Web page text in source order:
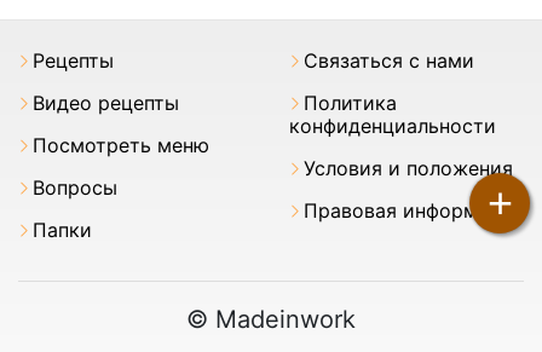
+
Pецепты
Видео рецепты
Посмотреть меню
Вопросы
Папки
Связаться с нами
Политика
конфиденциальности
Условия и положения
Правовая информация
© Madeinwork